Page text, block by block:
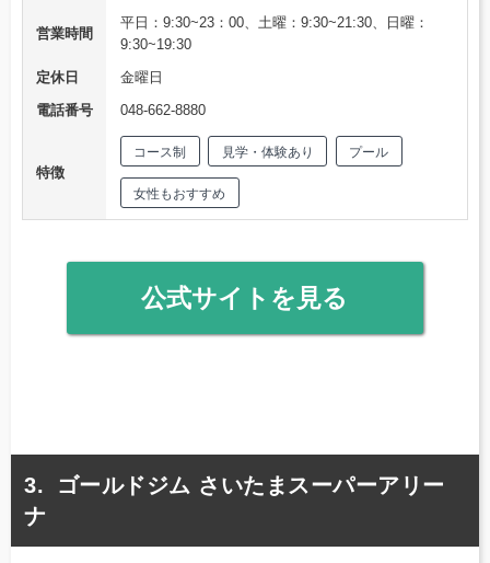
営業時間
平日：9:30~23：00、土曜：9:30~21:30、日曜：
9:30~19:30
定休日
金曜日
電話番号
048-662-8880
特徴
コース制 見学・体験あり プール
女性もおすすめ
公式サイトを見る
ゴールドジム さいたまスーパーアリー
ナ